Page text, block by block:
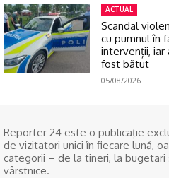
ACTUAL
Scandal
cu pumnul în
intervenții, iar
fost bătut
05/08/2026
Reporter 24 este o publicaţie
de vizitatori unici în fiecare lună,
categorii – de la tineri, la bugetari
vârstnice.